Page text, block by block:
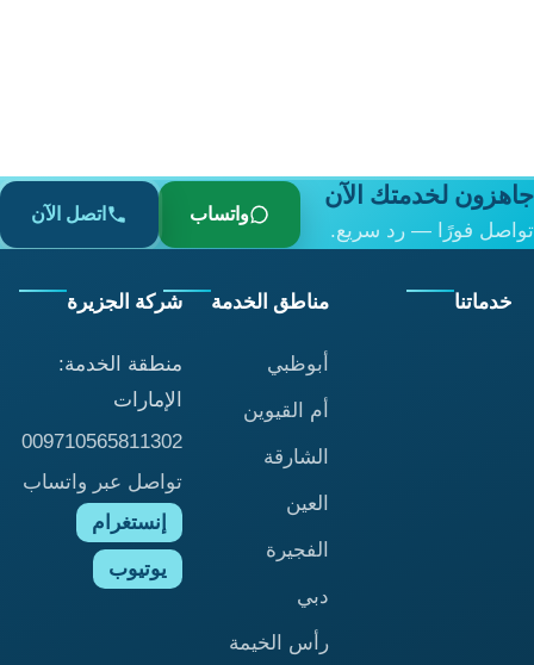
جاهزون لخدمتك الآن
تواصل فورًا — رد سريع.
واتساب اتصل الآن
خدماتنا مناطق الخدمة
أبوظبي
أم القيوين
الشارقة
العين
الفجيرة
دبي
رأس الخيمة
شركة الجزيرة
منطقة الخدمة:
الإمارات
009710565811302
تواصل عبر واتساب
إنستغرام
يوتيوب